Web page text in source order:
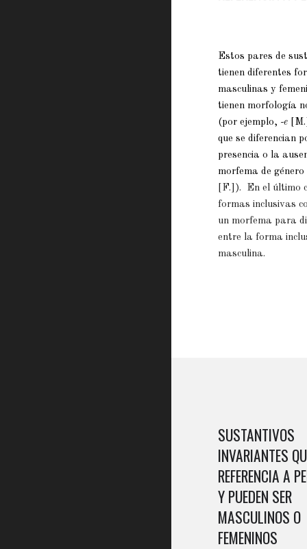
Estos pares de
tienen diferentes
masculinas y
tienen morfología
(por ejemplo, -e
que se diferencian
presencia o la
morfema de género
[F.]). En el último
formas inclusivas
un morfema para
entre la forma
masculina.
SUSTANTIVOS
INVARIANTES
REFERENCIA A
Y PUEDEN SER
MASCULINOS O
FEMENINOS